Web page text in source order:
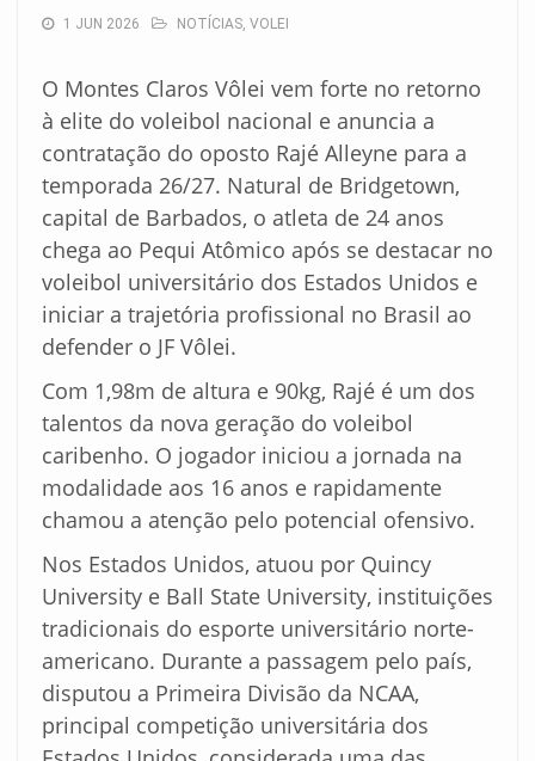
1 JUN 2026 NOTÍCIAS, VOLEI
O Montes Claros Vôlei vem forte no retorno
à elite do voleibol nacional e anuncia a
contratação do oposto Rajé Alleyne para a
temporada 26/27. Natural de Bridgetown,
capital de Barbados, o atleta de 24 anos
chega ao Pequi Atômico após se destacar no
voleibol universitário dos Estados Unidos e
iniciar a trajetória profissional no Brasil ao
defender o JF Vôlei.
Com 1,98m de altura e 90kg, Rajé é um dos
talentos da nova geração do voleibol
caribenho. O jogador iniciou a jornada na
modalidade aos 16 anos e rapidamente
chamou a atenção pelo potencial ofensivo.
Nos Estados Unidos, atuou por Quincy
University e Ball State University, instituições
tradicionais do esporte universitário norte-
americano. Durante a passagem pelo país,
disputou a Primeira Divisão da NCAA,
principal competição universitária dos